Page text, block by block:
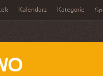
Kalendarz Kategorie